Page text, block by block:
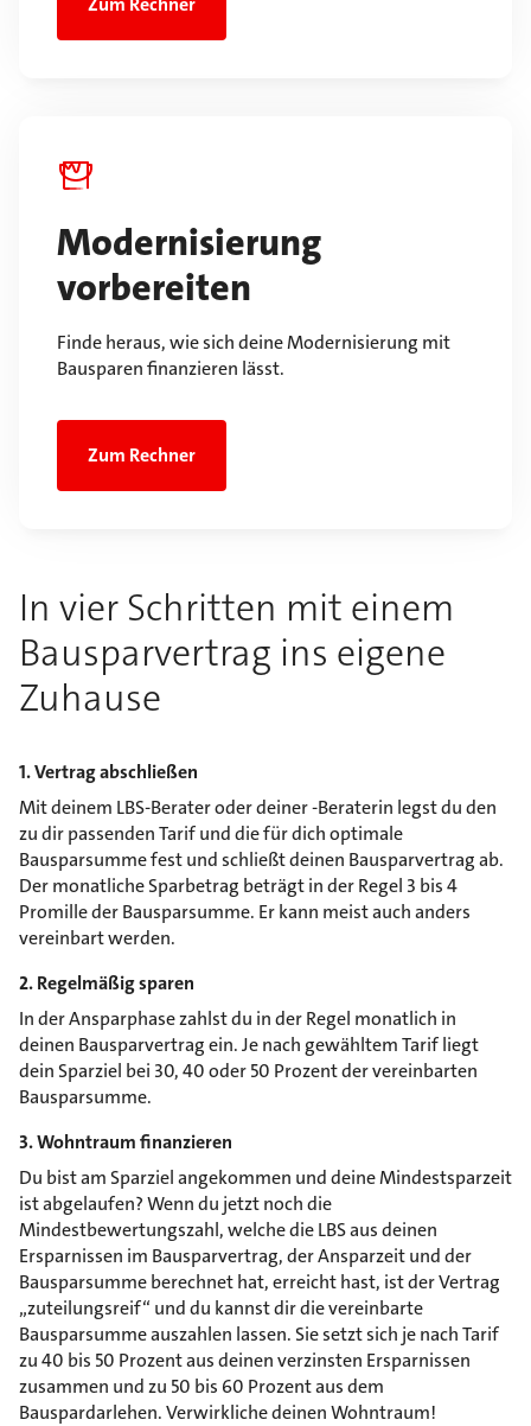
Modernisierung
vorbereiten
Finde heraus, wie sich deine Modernisierung mit
Bausparen finanzieren lässt.
Zum Rechner
In vier Schritten mit einem
Bausparvertrag ins eigene
Zuhause
1. Vertrag abschließen
Mit deinem LBS-Berater oder deiner -Beraterin legst du den
zu dir passenden Tarif und die für dich optimale
Bausparsumme fest und schließt deinen Bausparvertrag ab.
Der monatliche Sparbetrag beträgt in der Regel 3 bis 4
Promille der Bausparsumme. Er kann meist auch anders
vereinbart werden.
2. Regelmäßig sparen
In der Ansparphase zahlst du in der Regel monatlich in
deinen Bausparvertrag ein. Je nach gewähltem Tarif liegt
dein Sparziel bei 30, 40 oder 50 Prozent der vereinbarten
Bausparsumme.
3. Wohntraum finanzieren
Du bist am Sparziel angekommen und deine Mindestsparzeit
ist abgelaufen? Wenn du jetzt noch die
Mindestbewertungszahl, welche die LBS aus deinen
Ersparnissen im Bausparvertrag, der Ansparzeit und der
Bausparsumme berechnet hat, erreicht hast, ist der Vertrag
„zuteilungsreif“ und du kannst dir die vereinbarte
Bausparsumme auszahlen lassen. Sie setzt sich je nach Tarif
zu 40 bis 50 Prozent aus deinen verzinsten Ersparnissen
zusammen und zu 50 bis 60 Prozent aus dem
Bauspardarlehen. Verwirkliche deinen Wohntraum!